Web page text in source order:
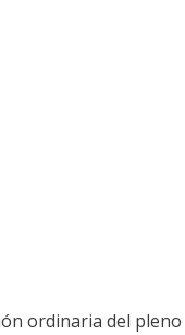
ordinaria del